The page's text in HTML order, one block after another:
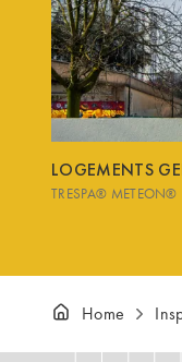
LOGEMENTS
TRESPA® METEON®
Home